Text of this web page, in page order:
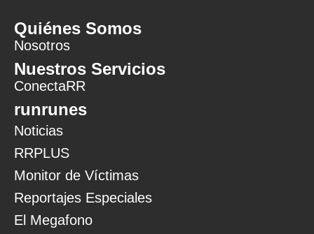
Quiénes Somos
Nosotros
Nuestros Servicios
ConectaRR
runrunes
Noticias
RRPLUS
Monitor de Víctimas
Reportajes Especiales
El Megafono